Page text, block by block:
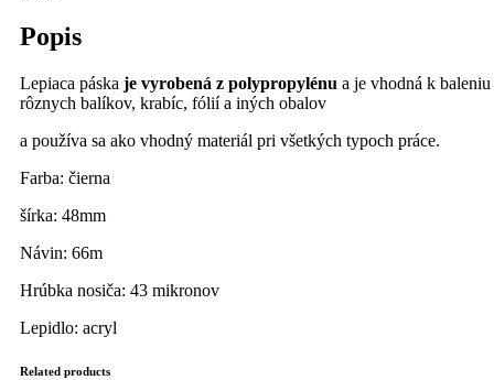
Popis
Lepiaca páska je vyrobená z polypropylénu a je vhodná k baleniu
rôznych balíkov, krabíc, fólií a iných obalov
a používa sa ako vhodný materiál pri všetkých typoch práce.
Farba: čierna
šírka: 48mm
Návin: 66m
Hrúbka nosiča: 43 mikronov
Lepidlo: acryl
Related products